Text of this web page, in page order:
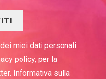
miei dati personali
policy, per la
Informativa sulla